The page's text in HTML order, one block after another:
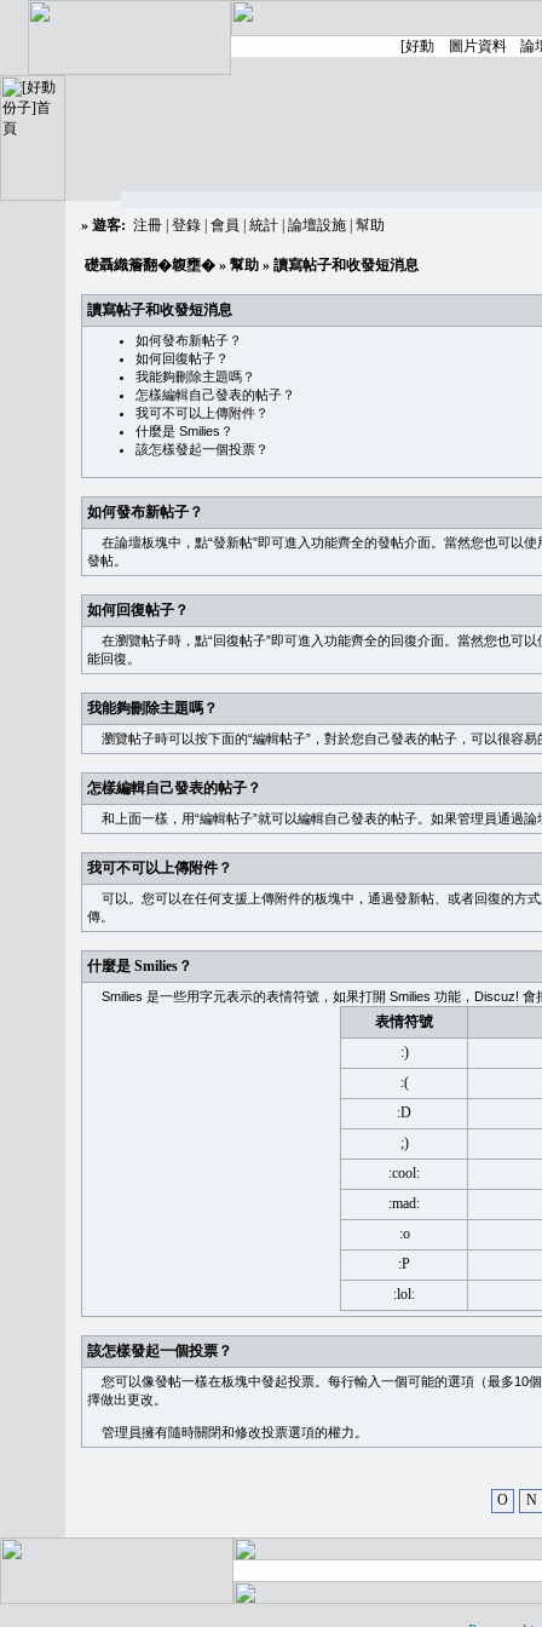
» 遊客: 注冊 登錄 會員 統計 論壇設施 幫助
礎聶織簷翻�䪖壅� » 幫助 » 讀寫帖子和收發短消息
讀寫帖子和收發短消息
如何發布新帖子？
如何回復帖子？
我能夠刪除主題嗎？
怎樣編輯自己發表的帖子？
我可不可以上傳附件？
什麼是 Smilies？
該怎樣發起一個投票？
如何發布新帖子？
在論壇板塊中，點“發新帖”即可進入功能齊全的發帖介面。當然您也可以
發帖。
如何回復帖子？
在瀏覽帖子時，點“回復帖子”即可進入功能齊全的回復介面。當然您也可
能回復。
我能夠刪除主題嗎？
瀏覽帖子時可以按下面的“編輯帖子”，對於您自己發表的帖子，可以很容
怎樣編輯自己發表的帖子？
和上面一樣，用“編輯帖子”就可以編輯自己發表的帖子。如果管理員通過
我可不可以上傳附件？
可以。您可以在任何支援上傳附件的板塊中，通過發新帖、或者回復的方
傳。
什麼是 Smilies？
Smilies 是一些用字元表示的表情符號，如果打開 Smilies 功能，Discuz!
表情符號
:)
:(
:D
;)
:cool:
:mad:
:o
:P
:lol:
該怎樣發起一個投票？
您可以像發帖一樣在板塊中發起投票。每行輸入一個可能的選項（最多10
擇做出更改。
管理員擁有隨時關閉和修改投票選項的權力。
O N